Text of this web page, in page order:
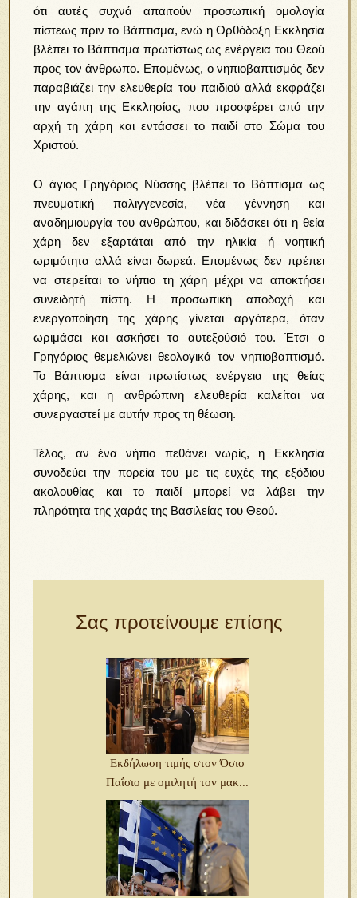
ότι αυτές συχνά απαιτούν προσωπική ομολογία
πίστεως πριν το Βάπτισμα, ενώ η Ορθόδοξη Εκκλησία
βλέπει το Βάπτισμα πρωτίστως ως ενέργεια του Θεού
προς τον άνθρωπο. Επομένως, ο νηπιοβαπτισμός δεν
παραβιάζει την ελευθερία του παιδιού αλλά εκφράζει
την αγάπη της Εκκλησίας, που προσφέρει από την
αρχή τη χάρη και εντάσσει το παιδί στο Σώμα του
Χριστού.
Ο άγιος Γρηγόριος Νύσσης βλέπει το Βάπτισμα ως
πνευματική παλιγγενεσία, νέα γέννηση και
αναδημιουργία του ανθρώπου, και διδάσκει ότι η θεία
χάρη δεν εξαρτάται από την ηλικία ή νοητική
ωριμότητα αλλά είναι δωρεά. Επομένως δεν πρέπει
να στερείται το νήπιο τη χάρη μέχρι να αποκτήσει
συνειδητή πίστη. Η προσωπική αποδοχή και
ενεργοποίηση της χάρης γίνεται αργότερα, όταν
ωριμάσει και ασκήσει το αυτεξούσιό του. Έτσι ο
Γρηγόριος θεμελιώνει θεολογικά τον νηπιοβαπτισμό.
Το Βάπτισμα είναι πρωτίστως ενέργεια της θείας
χάρης, και η ανθρώπινη ελευθερία καλείται να
συνεργαστεί με αυτήν προς τη θέωση.
Τέλος, αν ένα νήπιο πεθάνει νωρίς, η Εκκλησία
συνοδεύει την πορεία του με τις ευχές της εξόδιου
ακολουθίας και το παιδί μπορεί να λάβει την
πληρότητα της χαράς της Βασιλείας του Θεού.
Σας προτείνουμε επίσης
Εκδήλωση τιμής στον Όσιο
Παΐσιο με ομιλητή τον μακ...